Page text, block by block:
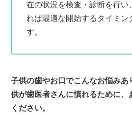
在の状況を検査・診断を行い
れば最適な開始するタイミン
す。
子供の歯やお口でこんなお悩みあ
供が歯医者さんに慣れるために、
ください。